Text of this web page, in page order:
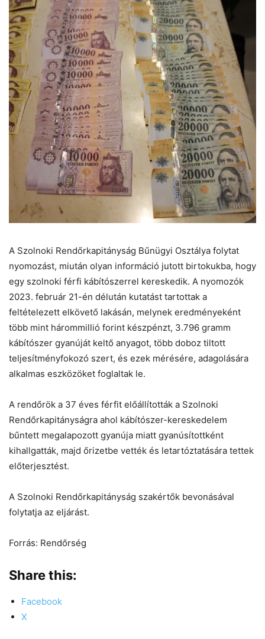
A Szolnoki Rendőrkapitányság Bűnügyi Osztálya folytat
nyomozást, miután olyan információ jutott birtokukba, hogy
egy szolnoki férfi kábítószerrel kereskedik. A nyomozók
2023. február 21-én délután kutatást tartottak a
feltételezett elkövető lakásán, melynek eredményeként
több mint hárommillió forint készpénzt, 3.796 gramm
kábítószer gyanúját keltő anyagot, több doboz tiltott
teljesítményfokozó szert, és ezek mérésére, adagolására
alkalmas eszközöket foglaltak le.
A rendőrök a 37 éves férfit előállították a Szolnoki
Rendőrkapitányságra ahol kábítószer-kereskedelem
bűntett megalapozott gyanúja miatt gyanúsítottként
kihallgatták, majd őrizetbe vették és letartóztatására tettek
előterjesztést.
A Szolnoki Rendőrkapitányság szakértők bevonásával
folytatja az eljárást.
Forrás: Rendőrség
Share this:
Facebook
X